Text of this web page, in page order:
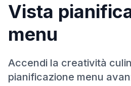
Vista
menu
Accendi la creatività
pianificazione menu